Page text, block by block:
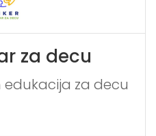
za decu
za decu